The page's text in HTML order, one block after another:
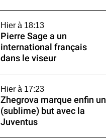
Hier à 18:13
Pierre Sage a un
international français
dans le viseur
Hier à 17:23
Zhegrova marque enfin un
(sublime) but avec la
Juventus